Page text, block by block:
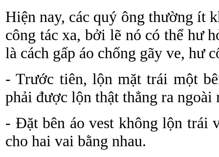
Hiện nay, các quý ông thường ít
công tác xa, bởi lẽ nó có thể hư
là cách gấp áo chống gãy ve, hư
- Trước tiên, lộn mặt trái một
phải được lộn thật thẳng ra
- Đặt bên áo vest không lộn trái
cho hai vai bằng nhau.